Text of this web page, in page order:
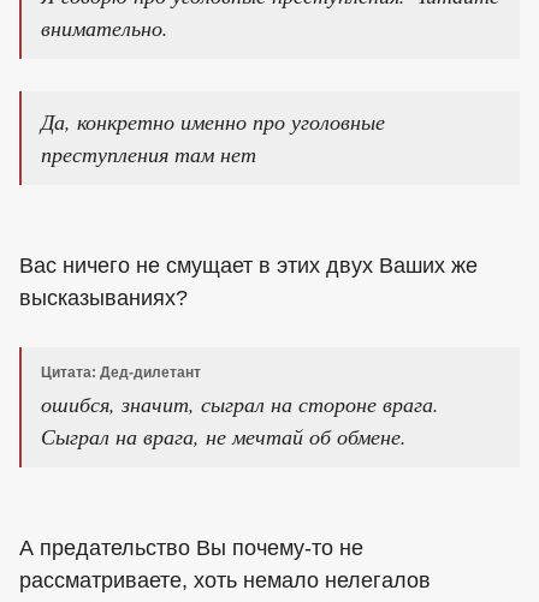
внимательно.
Да, конкретно именно про уголовные
преступления там нет
Вас ничего не смущает в этих двух Ваших же
высказываниях?
Цитата: Дед-дилетант
ошибся, значит, сыграл на стороне врага.
Сыграл на врага, не мечтай об обмене.
А предательство Вы почему-то не
рассматриваете, хоть немало нелегалов